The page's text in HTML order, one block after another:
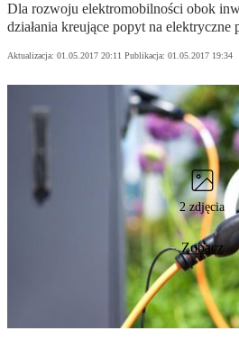
Dla rozwoju elektromobilności obok
działania kreujące popyt na elektryczne
Aktualizacja: 01.05.2017 20:11 Publikacja: 01.05.2017 19:34
2 zdjęcia
Zobacz